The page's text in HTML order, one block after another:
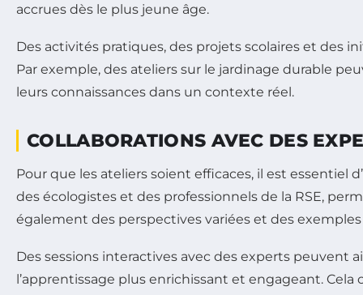
accrues dès le plus jeune âge.
Des activités pratiques, des projets scolaires et des
Par exemple, des ateliers sur le jardinage durable
leurs connaissances dans un contexte réel.
COLLABORATIONS AVEC DES
Pour que les ateliers soient efficaces, il est essentiel
des écologistes et des professionnels de la RSE,
également des perspectives variées et des
Des sessions interactives avec des experts peuvent
l’apprentissage plus enrichissant et engageant.